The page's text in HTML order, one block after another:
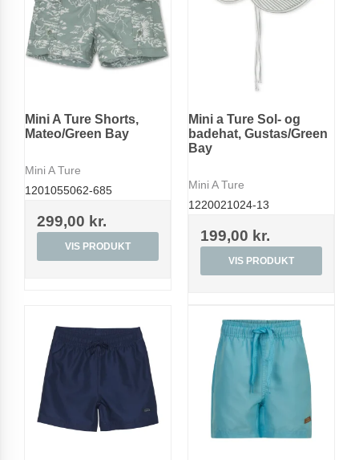
Mini A Ture Shorts,
Mateo/Green Bay
Mini A Ture
1201055062-685
299,00 kr.
VIS PRODUKT
Mini a Ture Sol- og
badehat, Gustas/Green
Bay
Mini A Ture
1220021024-13
199,00 kr.
VIS PRODUKT